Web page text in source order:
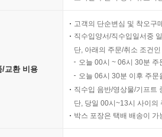
/교환 비용
고객의 단순변심 및 착오구
직수입양서/직수입일서중
단, 아래의 주문/취소 조건
오늘 00시 ~ 06시 30분
오늘 06시 30분 이후 주
직수입 음반/영상물/기프트
단, 당일 00시~13시 사이의
박스 포장은 택배 배송이